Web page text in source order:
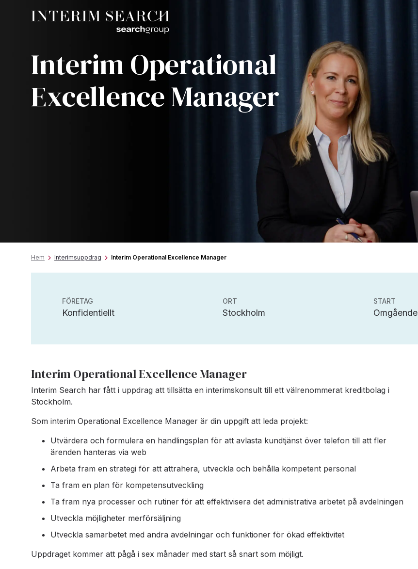
Interim Operational
Excellence Manager
Hem Interimsuppdrag Interim Operational Excellence Manager
FÖRETAG
Konfidentiellt
ORT
Stockholm
START
Omgående
Interim Operational Excellence Manager
Interim Search har fått i uppdrag att tillsätta en interimskonsult till ett välrenommerat kreditbolag i
Stockholm.
Som interim Operational Excellence Manager är din uppgift att leda projekt:
Utvärdera och formulera en handlingsplan för att avlasta kundtjänst över telefon till att fler
ärenden hanteras via web
Arbeta fram en strategi för att attrahera, utveckla och behålla kompetent personal
Ta fram en plan för kompetensutveckling
Ta fram nya processer och rutiner för att effektivisera det administrativa arbetet på avdelningen
Utveckla möjligheter merförsäljning
Utveckla samarbetet med andra avdelningar och funktioner för ökad effektivitet
Uppdraget kommer att pågå i sex månader med start så snart som möjligt.